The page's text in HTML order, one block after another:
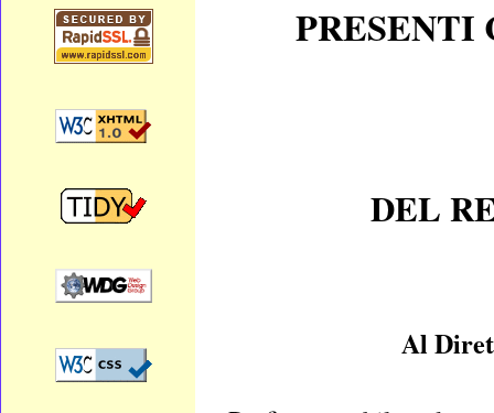
PRESENTI
DEL
Al